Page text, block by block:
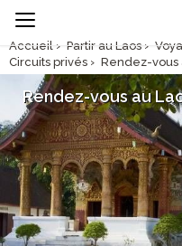
Accueil › Partir au Laos ›
Circuits privés › Rendez-vous
Rendez-vous au